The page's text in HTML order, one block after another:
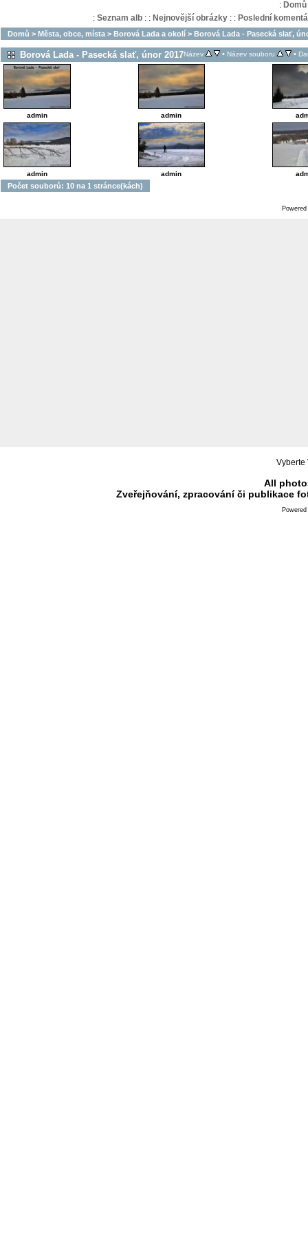
: Domů
: Seznam alb: : Nejnovější obrázky: : Poslední
Domů > Města, obce, místa > Borová Lada a okolí > Borová Lada - Pasecká slať,
Borová Lada - Pasecká slať, únor 2017Název • Název souboru •
admin admin
admin admin
Počet souborů: 10 na 1 stránce(kách)
Vyberte
All
Zveřejňování, zpracování či publikace